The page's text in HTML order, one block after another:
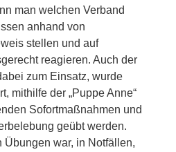
man welchen Verband
anhand von
stellen und auf
reagieren. Auch der
zum Einsatz, wurde
mithilfe der „Puppe Anne“
Sofortmaßnahmen und
geübt werden.
war, in Notfällen,